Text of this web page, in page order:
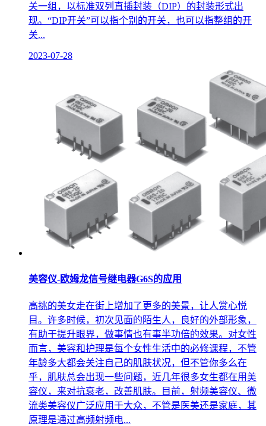
关一组，以标准双列直插封装（DIP）的封装形式出
现。“DIP开关”可以指个别的开关，也可以指整组的开
关...
2023-07-28
美容仪-欧姆龙信号继电器G6S的应用
高挑的美女走在街上增加了更多的美景，让人赏心悦
目。许多时候，初次见面的陌生人，良好的外部形象，
有助于提升眼界，做事情也有事半功倍的效果。对女性
而言，美容和护理是每个女性生活中的必修课程，不管
年龄多大都会关注自己的肌肤状况，但不管你多么在
乎，肌肤总会出现一些问题，近几年很多女生都在用美
容仪，来对抗衰老，改善肌肤。目前，射频美容仪、微
流类美容仪广泛应用于大众，不管是医美还是家庭，其
原理是通过高频射频电...